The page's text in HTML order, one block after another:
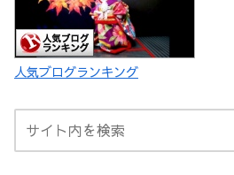
人気ブログランキング